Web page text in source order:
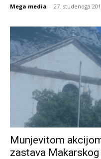
Mega media - 27. studenoga
Munjevitom
zastava